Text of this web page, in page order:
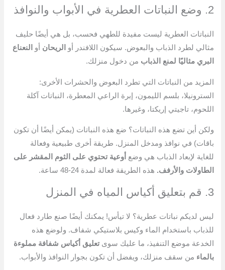
2. وضع النباتات العطرية في الأبواب والنوافذ
النباتات العطرية ليست مفيدة للطهي فحسب، بل هي أيضًا حليف
مثالي لطرد الذباب والبعوض. سيكون اللافندر أو
الريحان أو
النعناع
البري مثاليًا لمنع
الذباب من دخول منزلك.
المزيد من النباتات التي تطرد البعوض والحشرات الأخرى:
السترونيلا، بلسم الليمون، إبرة الراعي المعطرة، النباتات آكلة
اللحوم، تاجيتي إريكتا، وغيرها.
ولكن أين تضع هذه النباتات؟ ضع هذه النباتات (يمكن أيضًا أن تكون
باقات) في نوافذ ومدخل المنزل. طريقة أخرى طبيعية وفعالة
للغاية لإبعاد الذباب هي وضع أوعية تحتوي على الثوم المقشر على
الطاولات والأرفف. هذه الطريقة فعالة لمدة 24-48 ساعة.
3. قم بتعليق أكياس المياه في المنزل
ليس لديكم نباتات عطرية؟ لا تيأس! يمكنك أيضًا صنع طارد فعال
للذباب باستخدام الماء وكيس بلاستيكي شفاف. ولوضع هذه
الخدعة موضع التنفيذ، ما عليك سوىتعليق أكياس شفافة مملوءة
بالماء من سقف منزلك، ويفضل أن تكون بجوار النوافذ والأبواب.